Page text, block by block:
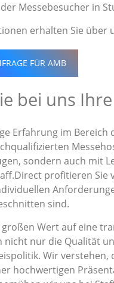
Messebesucher in
erhalten Sie über
FÜR AMB
bei uns
Erfahrung im
sondern auch mit
profitieren Sie
sind.
Wert auf eine
nicht nur die Qualität
Wir
hochwertigen